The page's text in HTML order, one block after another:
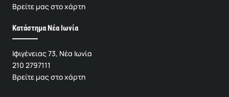
Βρείτε μας στο χάρτη
Κατάστημα Νέα Ιωνία
Ιφιγένειας 73, Νέα Ιωνία
210 2797111
Βρείτε μας στο χάρτη